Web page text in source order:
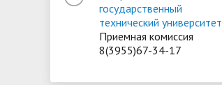
государственный
технический университет
Приемная комиссия
8(3955)67-34-17